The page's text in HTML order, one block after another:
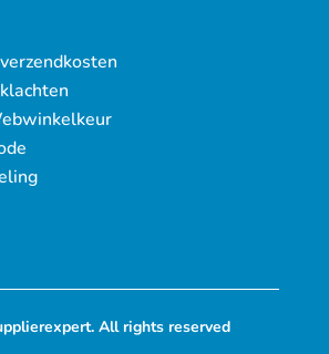
All rights reserved